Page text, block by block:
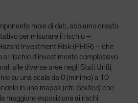
mole di dati, abbiamo creato
per misurare il rischio –
Investment Risk (PHIR) – che
al rischio d'investimento complessivo
alle diverse aree negli Stati Uniti,
su una scala da 0 (minimo) a 10
in una mappa (cfr. Grafico) che
maggiore esposizione ai rischi